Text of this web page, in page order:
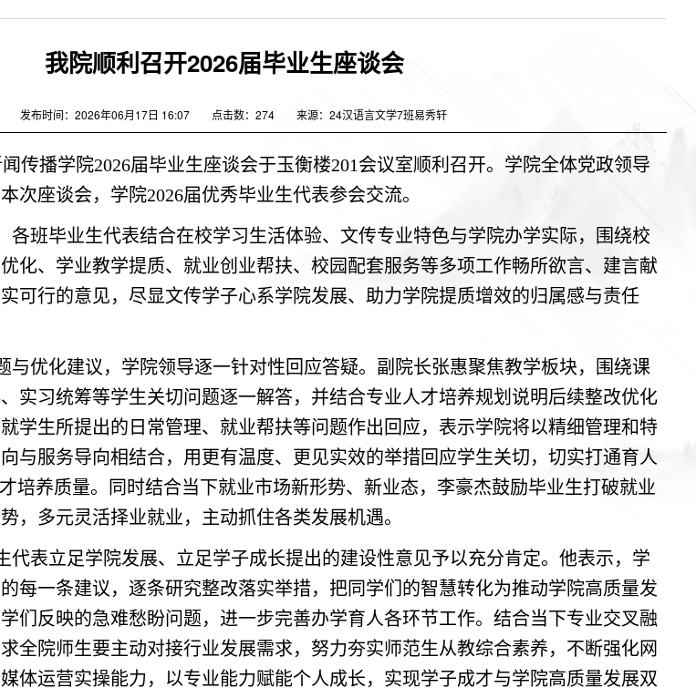
我院顺利召开2026届毕业生座谈会
发布时间：2026年06月17日 16:07 点击数： 274 来源：24汉语言文学7班易秀轩
传播学院2026届毕业生座谈会于玉衡楼201会议室顺利召开。学院全体党政领导
次座谈会，学院2026届优秀毕业生代表参会交流。
各班毕业生代表结合在校学习生活体验、文传专业特色与学院办学实际，围绕校
化、学业教学提质、就业创业帮扶、校园配套服务等多项工作畅所欲言、建言献
可行的意见，尽显文传学子心系学院发展、助力学院提质增效的归属感与责任
与优化建议，学院领导逐一针对性回应答疑。副院长张惠聚焦教学板块，围绕课
实习统筹等学生关切问题逐一解答，并结合专业人才培养规划说明后续整改优化
学生所提出的日常管理、就业帮扶等问题作出回应，表示学院将以精细管理和特
与服务导向相结合，用更有温度、更见实效的举措回应学生关切，切实打通育人
培养质量。同时结合当下就业市场新形势、新业态，李豪杰鼓励毕业生打破就业
，多元灵活择业就业，主动抓住各类发展机遇。
代表立足学院发展、立足学子成长提出的建设性意见予以充分肯定。他表示，学
每一条建议，逐条研究整改落实举措，把同学们的智慧转化为推动学院高质量发
们反映的急难愁盼问题，进一步完善办学育人各环节工作。结合当下专业交叉融
全院师生要主动对接行业发展需求，努力夯实师范生从教综合素养，不断强化网
体运营实操能力，以专业能力赋能个人成长，实现学子成才与学院高质量发展双